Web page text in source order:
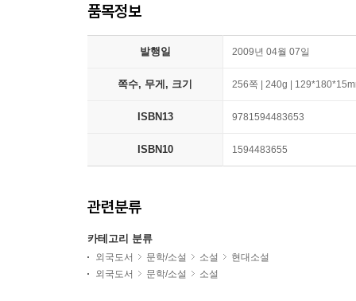
품목정보
발행일 2009년 04월 07일
쪽수, 무게, 크기 256쪽 | 240g |
ISBN13 9781594483653
ISBN10 1594483655
관련분류
카테고리 분류
외국도서 문학/소설 소설
현대소설
외국도서
문학/소설 소설